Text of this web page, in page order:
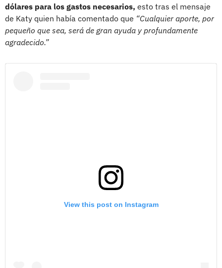
dólares para los gastos necesarios, esto tras el mensaje
de Katy quien había comentado que “Cualquier aporte, por
pequeño que sea, será de gran ayuda y profundamente
agradecido.”
View this post on Instagram